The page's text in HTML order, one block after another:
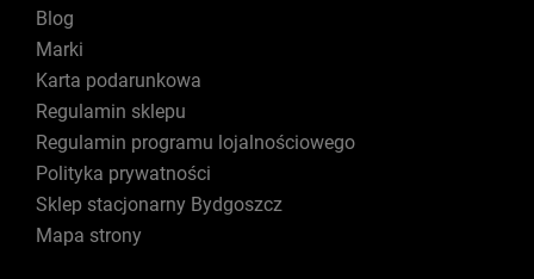
Blog
Marki
Karta podarunkowa
Regulamin sklepu
Regulamin programu lojalnościowego
Polityka prywatności
Sklep stacjonarny Bydgoszcz
Mapa strony